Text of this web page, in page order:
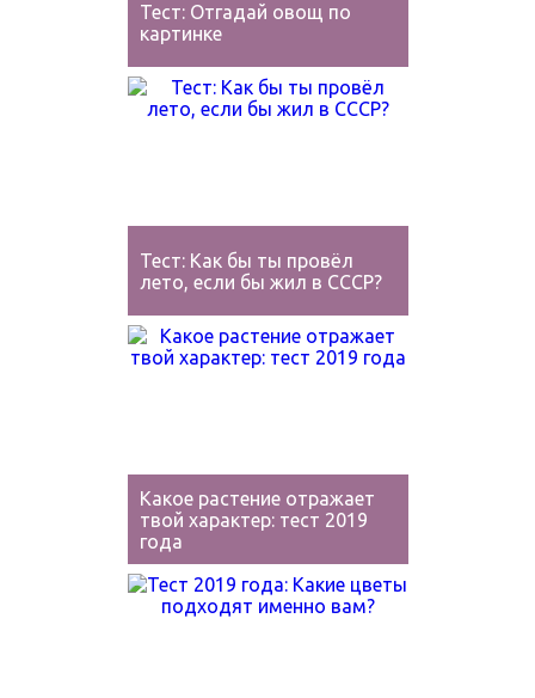
Тест: Отгадай овощ по
картинке
Тест: Как бы ты провёл
лето, если бы жил в СССР?
Какое растение отражает
твой характер: тест 2019
года